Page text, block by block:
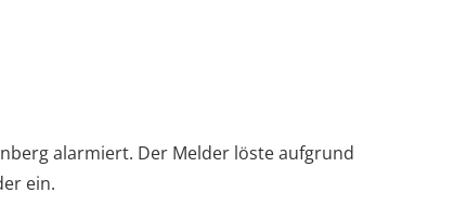
alarmiert. Der Melder löste aufgrund
ein.